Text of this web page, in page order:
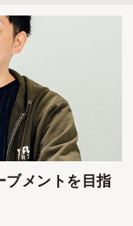
ブメントを目指